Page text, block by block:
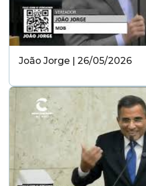
João Jorge | 26/05/2026